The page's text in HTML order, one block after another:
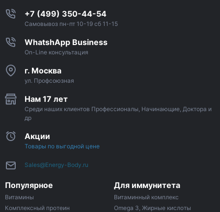
+7 (499) 350-44-54
Самовывоз пн-пт 10-19 сб 11-15
WhatshApp Business
On-Line консультация
г. Москва
ул. Профсоюзная
Нам 17 лет
Среди наших клиентов Профессионалы, Начинающие, Доктора и
др
Акции
Товары по выгодной цене
Sales@Energy-Body.ru
Популярное
Витамины
Комплексный протеин
Для иммунитета
Витаминный комплекс
Omega 3, Жирные кислоты